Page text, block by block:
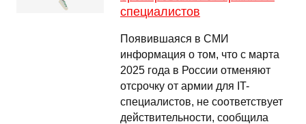
специалистов
Появившаяся в СМИ
информация о том, что с марта
2025 года в России отменяют
отсрочку от армии для IT-
специалистов, не соответствует
действительности, сообщила